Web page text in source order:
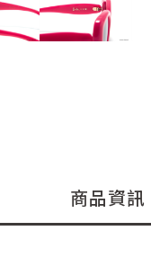
商品資訊